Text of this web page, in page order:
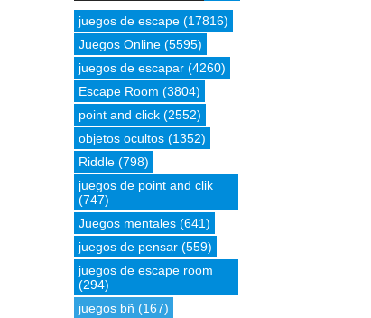
juegos de escape (17816)
Juegos Online (5595)
juegos de escapar (4260)
Escape Room (3804)
point and click (2552)
objetos ocultos (1352)
Riddle (798)
juegos de point and clik
(747)
Juegos mentales (641)
juegos de pensar (559)
juegos de escape room
(294)
juegos bñ (167)